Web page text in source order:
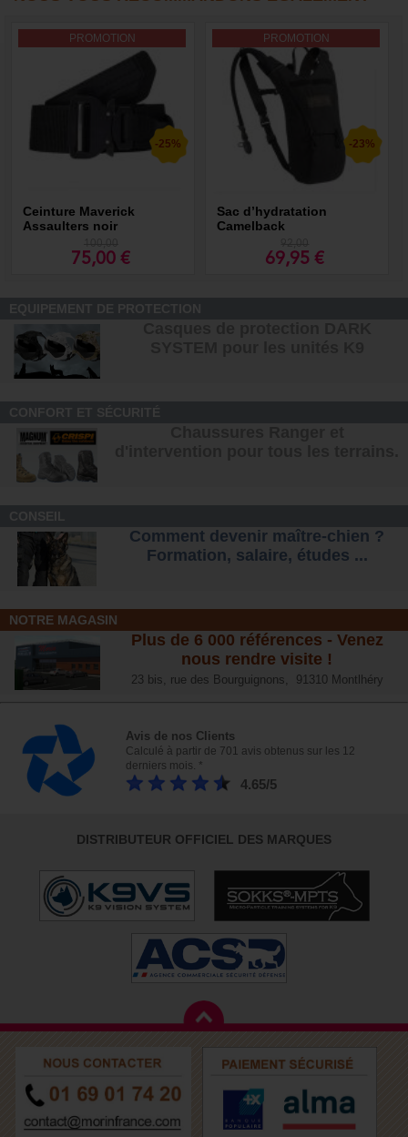
PROMOTION
Ceinture Maverick
Assaulters noir
-25%
75,00 €
PROMOTION
Sac d’hydratation
Camelback
-23%
69,95 €
Comment devenir maître-chien ?
Formation, salaire, études ...
NOTRE MAGASIN
Plus de 6 000 références - Venez
nous rendre visite !
23 bis, rue des Bourguignons, 91310 Montlhéry
Avis de nos Clients
Calculé à partir de 701 avis obtenus sur les 12
derniers mois. *
4.65/5
DISTRIBUTEUR OFFICIEL DES MARQUES